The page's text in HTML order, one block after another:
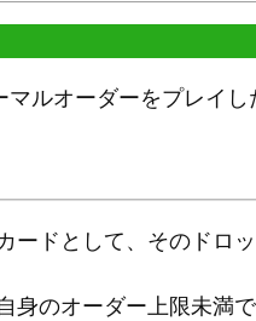
マルオーダーをプレイし
ードとして、そのドロ
身のオーダー上限未満